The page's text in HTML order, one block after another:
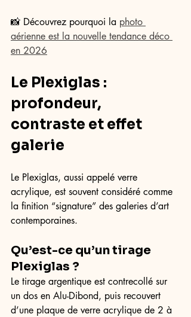
📸 Découvrez pourquoi la photo
aérienne est la nouvelle tendance déco
en 2026
Le Plexiglas :
profondeur,
contraste et effet
galerie
Le Plexiglas, aussi appelé verre
acrylique, est souvent considéré comme
la finition “signature” des galeries d’art
contemporaines.
Qu’est-ce qu’un tirage
Plexiglas ?
Le tirage argentique est contrecollé sur
un dos en Alu-Dibond, puis recouvert
d’une plaque de verre acrylique de 2 à